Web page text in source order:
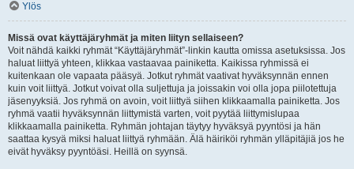
Ylös
Missä ovat käyttäjäryhmät ja miten liityn sellaiseen?
Voit nähdä kaikki ryhmät “Käyttäjäryhmät”-linkin kautta omissa asetuksissa. Jos
haluat liittyä yhteen, klikkaa vastaavaa painiketta. Kaikissa ryhmissä ei
kuitenkaan ole vapaata pääsyä. Jotkut ryhmät vaativat hyväksynnän ennen
kuin voit liittyä. Jotkut voivat olla suljettuja ja joissakin voi olla jopa piilotettuja
jäsenyyksiä. Jos ryhmä on avoin, voit liittyä siihen klikkaamalla painiketta. Jos
ryhmä vaatii hyväksynnän liittymistä varten, voit pyytää liittymislupaa
klikkaamalla painiketta. Ryhmän johtajan täytyy hyväksyä pyyntösi ja hän
saattaa kysyä miksi haluat liittyä ryhmään. Älä häiriköi ryhmän ylläpitäjiä jos he
eivät hyväksy pyyntöäsi. Heillä on syynsä.